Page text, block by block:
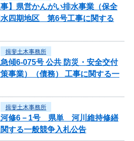
】県営かんがい排水事業（保全
四期地区 第6号工事に関する
揖斐土木事務所
急傾6-075号 公共 防災・安全交付
事業）（債務） 工事に関する一
揖斐土木事務所
河修6－1号 県単 河川維持修繕
する一般競争入札公告